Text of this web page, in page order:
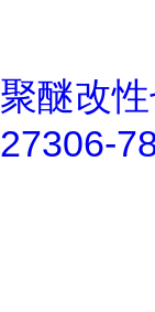
聚醚改
27306-